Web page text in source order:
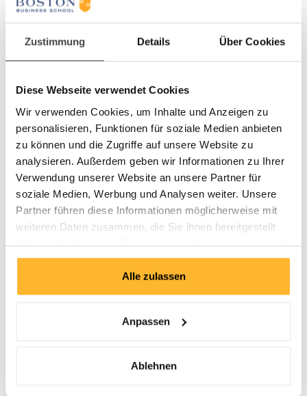
Zustimmung Details Über Cookies
Diese Webseite verwendet Cookies
Wir verwenden Cookies, um Inhalte und Anzeigen zu
personalisieren, Funktionen für soziale Medien anbieten
zu können und die Zugriffe auf unsere Website zu
analysieren. Außerdem geben wir Informationen zu Ihrer
Verwendung unserer Website an unsere Partner für
soziale Medien, Werbung und Analysen weiter. Unsere
Partner führen diese Informationen möglicherweise mit
weiteren Daten zusammen, die Sie ihnen bereitgestellt
haben oder die sie im Rahmen Ihrer Nutzung der Dienste
gesammelt haben.
Alle zulassen
Anpassen
Ablehnen
Spezialisten und Praktiker ohne vertieftes
systematische Grundausbildung im Finanz- und
Rechnungswesen absolvieren möchten
Nicht-Betriebswirte wie Techniker, Juristen, Pädagogen,
sich in kurzer Zeit Grundkenntnisse im Finanz- und
Funktional tätige Führungs- und Nachwuchskräfte, die sich
systematisch modernes Wissen zum Finanz- und
Rechnungswesen erarbeiten wollen
Themen
Finanz- und Rechnungswesen im Überblick
Wirkungsmechanismen, Zusammenhänge und Instrumente
Planung und Budgetierung
Aufbau einer realistischen Planung
Innenfinanzierung, Sonderformen der Finanzierung